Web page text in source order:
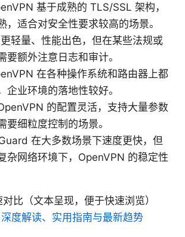
基于成熟的 TLS/SSL 架构，
，适合对安全性要求较高的场景。
轻量、性能出色，但在某些法规或
要额外注意日志和审计。
在各种操作系统和路由器上都
企业环境的落地性较好。
的配置灵活，支持大量参数
要细粒度控制的场景。
在大多数场景下速度更快，但
杂网络环境下，OpenVPN 的稳定性
比（文本呈现，便于快速浏览）
度解读、实用指南与最新趋势